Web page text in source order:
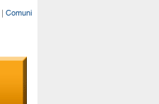
| Comuni